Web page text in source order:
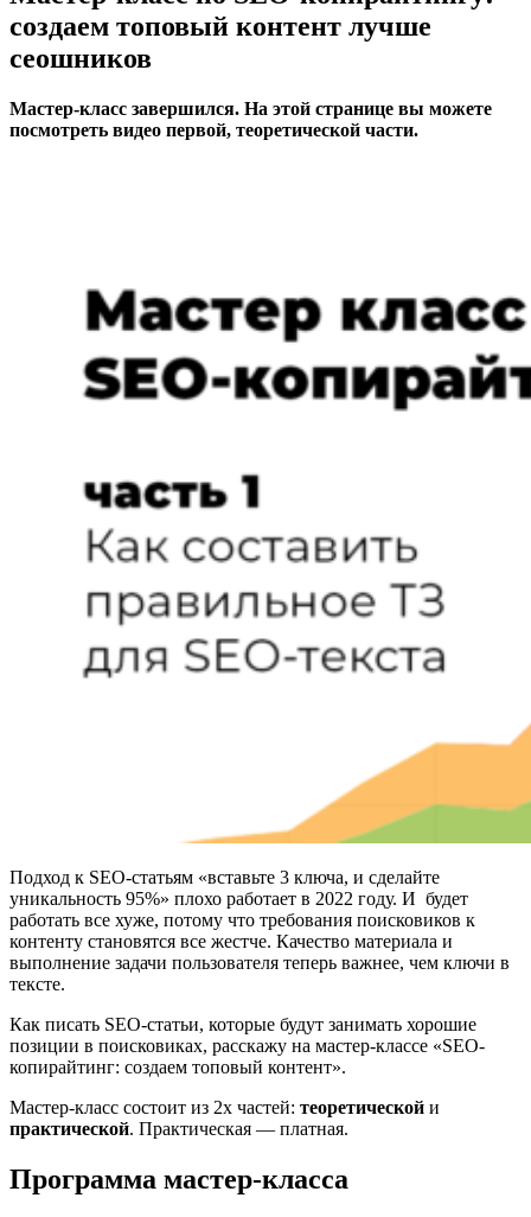
создаем топовый контент лучше
сеошников
Мастер-класс завершился. На этой странице вы можете
посмотреть видео первой, теоретической части.
Подход к SEO-статьям «вставьте 3 ключа, и сделайте
уникальность 95%» плохо работает в 2022 году. И будет
работать все хуже, потому что требования поисковиков к
контенту становятся все жестче. Качество материала и
выполнение задачи пользователя теперь важнее, чем ключи в
тексте.
Как писать SEO-статьи, которые будут занимать хорошие
позиции в поисковиках, расскажу на мастер-классе «SEO-
копирайтинг: создаем топовый контент».
Мастер-класс состоит из 2х частей: теоретической и
практической. Практическая — платная.
Программа мастер-класса